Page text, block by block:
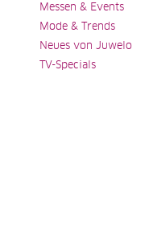
Messen & Events
Mode & Trends
Neues von Juwelo
TV-Specials